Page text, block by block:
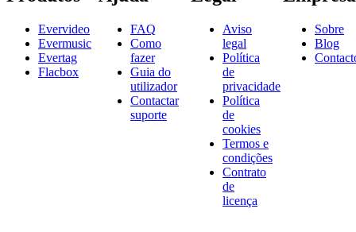
Evervideo
Evermusic
Evertag
Flacbox
FAQ
Como
fazer
Guia do
utilizador
Contactar
suporte
Aviso
legal
Política
de
privacidade
Política
de
cookies
Termos e
condições
Contrato
de
licença
Sobre
Blog